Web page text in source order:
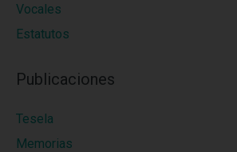
Vocales
Estatutos
Publicaciones
Tesela
Memorias